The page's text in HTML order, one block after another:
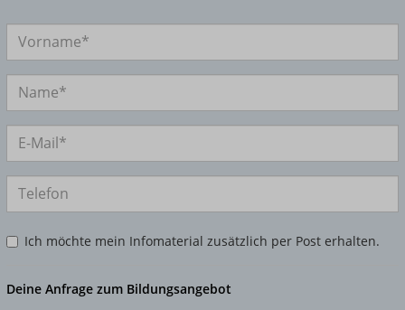
Ich möchte mein Infomaterial zusätzlich per Post erhalten.
Deine Anfrage zum Bildungsangebot